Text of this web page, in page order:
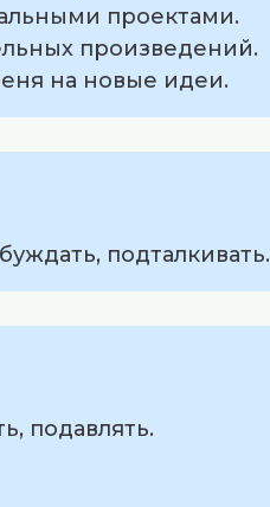
проектами.
произведений.
на новые идеи.
подталкивать.
подавлять.